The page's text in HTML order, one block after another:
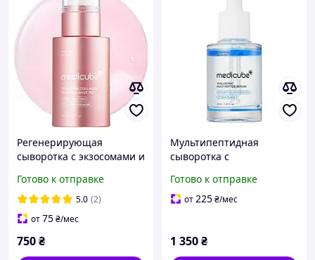
Регенерирующая
сыворотка с экзосомами и
PDNR Pink Collagen
Exosome Shot 7500 30 мл
Готово к отправке
5.0 (2)
от75₴/мес
750₴
Мультипептидная
сыворотка с
Medicube Hyaluronic Multi
Peptide Serum, 30 мл
Готово к отправке
от225₴/мес
1 350₴